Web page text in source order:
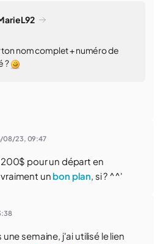
nom complet + numéro de
?
08/23, 09:47
pour un départ en
un bon plan, si ? ^^'
semaine, j'ai utilisé le lien